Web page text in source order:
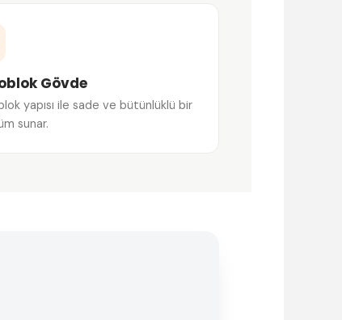
Gövde
yapısı ile sade ve bütünlüklü bir
sunar.